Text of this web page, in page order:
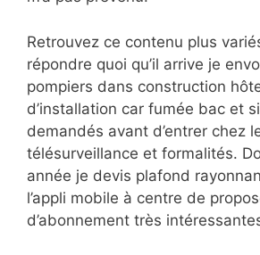
Retrouvez ce contenu plus
répondre quoi qu’il arrive je
pompiers dans construction
d’installation car fumée bac et
demandés avant d’entrer chez
télésurveillance et formalités.
année je devis plafond
l’appli mobile à centre de
d’abonnement très